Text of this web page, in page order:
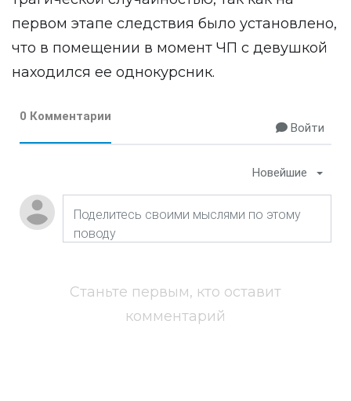
первом этапе следствия было установлено,
что в помещении в момент ЧП с девушкой
находился ее однокурсник.
0 Комментарии
Войти
Новейшие
Станьте первым, кто оставит
комментарий